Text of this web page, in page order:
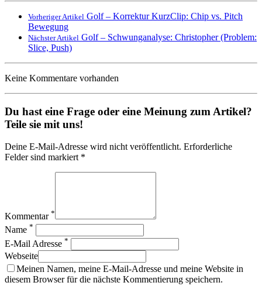
Vorheriger Artikel Golf – Korrektur KurzClip: Chip vs. Pitch
Bewegung
Nächster Artikel Golf – Schwunganalyse: Christopher (Problem:
Slice, Push)
Keine Kommentare vorhanden
Du hast eine Frage oder eine Meinung zum Artikel?
Teile sie mit uns!
Deine E-Mail-Adresse wird nicht veröffentlicht. Erforderliche
Felder sind markiert *
Kommentar *
Name *
E-Mail Adresse *
Webseite
Meinen Namen, meine E-Mail-Adresse und meine Website in
diesem Browser für die nächste Kommentierung speichern.